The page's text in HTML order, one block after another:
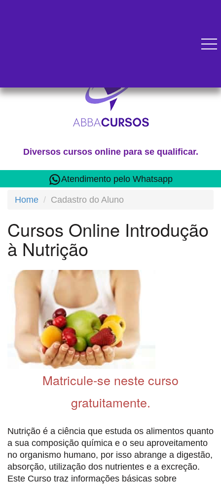
Atendimento pelo Whatsapp
Diversos cursos online para se qualificar.
Home Cadastro do Aluno
Cursos Online Introdução
à Nutrição
Matricule-se neste curso
gratuitamente.
Nutrição é a ciência que estuda os alimentos quanto
a sua composição química e o seu aproveitamento
no organismo humano, por isso abrange a digestão,
absorção, utilização dos nutrientes e a excreção.
Este Curso traz informações básicas sobre